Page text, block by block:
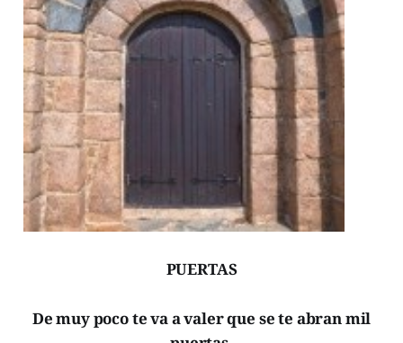
PUERTAS
De muy poco te va a valer que se te abran mil